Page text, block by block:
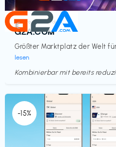
Elektronik & Medien
G2A.COM
Größter Marktplatz der Welt
lesen
€‎
Kombinierbar mit bereits
-15%